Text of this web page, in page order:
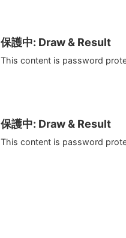
保護中: Draw & Result
This content is password
保護中: Draw & Result
This content is password